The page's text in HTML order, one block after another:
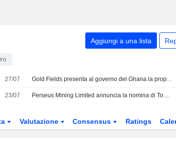
Aggiungi a una lista
27/07 Gold Fields presenta al governo del Ghana la proposta di rinnovo della concessione per la miniera di Tarkwa
23/07 Perseus Mining Limited annuncia la nomina di Tommy McKeith come Amministratore non esecutivo indipendente, a partire dal 23 luglio 2026
Valutazione Consensus Ratings